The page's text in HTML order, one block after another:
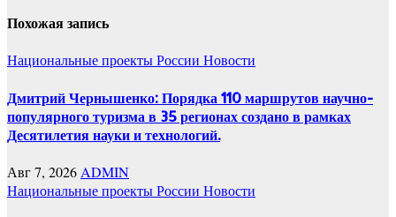
Похожая запись
Национальные проекты России Новости
Дмитрий Чернышенко: Порядка 110 маршрутов научно-
популярного туризма в 35 регионах создано в рамках
Десятилетия науки и технологий.
Авг 7, 2026 ADMIN
Национальные проекты России Новости